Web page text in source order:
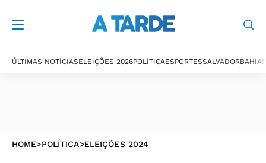
ÚLTIMAS NOTÍCIASELEIÇÕES 2026POLÍTICAESPORTESSALVADORBAHIA
HOME>POLÍTICA>ELEIÇÕES 2024